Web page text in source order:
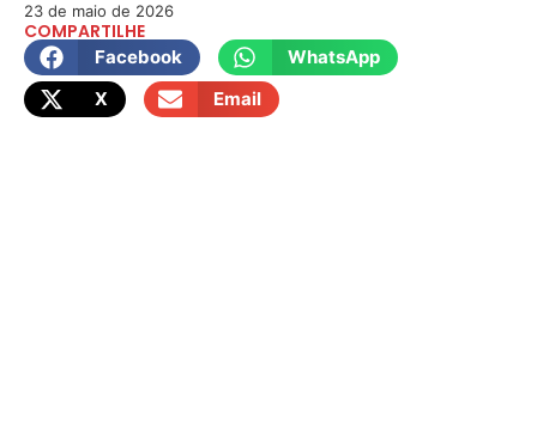
23 de maio de 2026
COMPARTILHE
Facebook
WhatsApp
X
Email